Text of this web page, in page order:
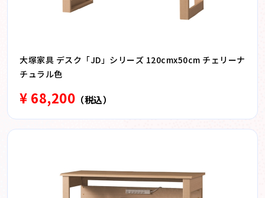
大塚家具 デスク「JD」シリーズ 120cmx50cm チェリーナ
チュラル色
¥ 68,200 （税込）